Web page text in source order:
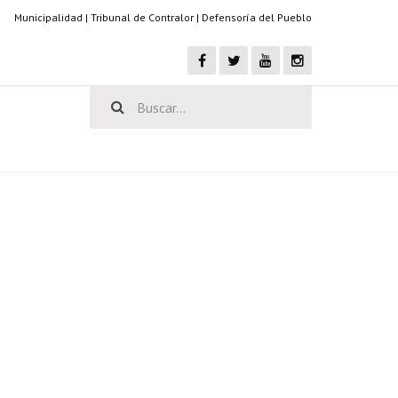
Municipalidad | Tribunal de Contralor | Defensoría del Pueblo